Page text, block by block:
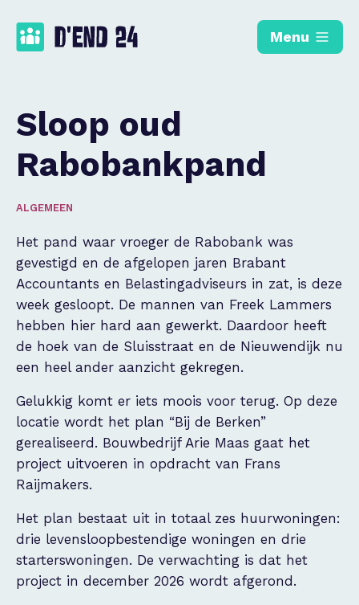
Menu
Sloop oud
Rabobankpand
ALGEMEEN
Het pand waar vroeger de Rabobank was
gevestigd en de afgelopen jaren Brabant
Accountants en Belastingadviseurs in zat, is deze
week gesloopt. De mannen van Freek Lammers
hebben hier hard aan gewerkt. Daardoor heeft
de hoek van de Sluisstraat en de Nieuwendijk nu
een heel ander aanzicht gekregen.
Gelukkig komt er iets moois voor terug. Op deze
locatie wordt het plan “Bij de Berken”
gerealiseerd. Bouwbedrijf Arie Maas gaat het
project uitvoeren in opdracht van Frans
Raijmakers.
Het plan bestaat uit in totaal zes huurwoningen:
drie levensloopbestendige woningen en drie
starterswoningen. De verwachting is dat het
project in december 2026 wordt afgerond.